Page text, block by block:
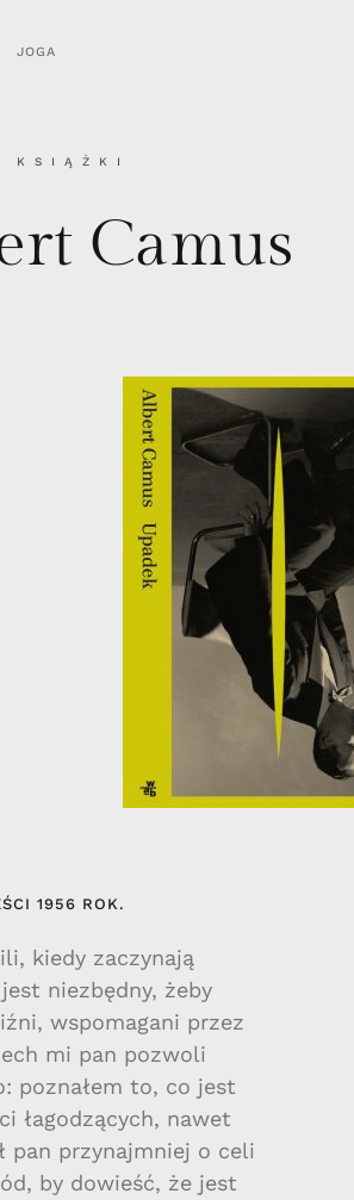
JOGA
KSIĄŻKI
Camus
1956 ROK.
kiedy zaczynają
niezbędny, żeby
wspomagani przez
mi pan pozwoli
poznałem to, co jest
łagodzących, nawet
pan przynajmniej o celi
by dowieść, że jest